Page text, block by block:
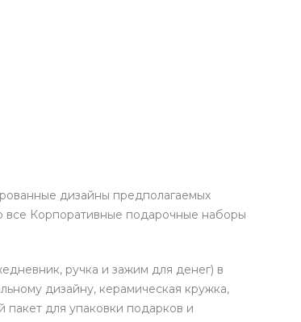
дизайны предполагаемых
все Корпоративные подарочные наборы
ручка и зажим для денег) в
дизайну, керамическая кружка,
для упаковки подарков и